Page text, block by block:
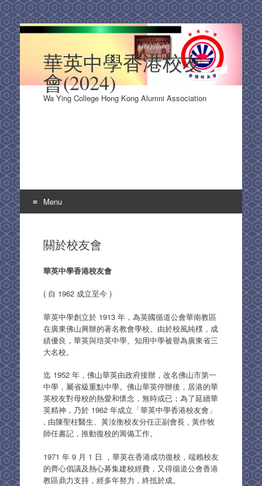
華英中學香港校友
會(2024)
Wa Ying College Hong Kong Alumni Association
Menu
content關於校友會
華英中學香港校友會
( 自 1962 成立至今 )
華英中學創立於 1913 年，為英國循道公會華南教區
在廣東佛山興辦的著名教會學校。由於校風純樸，成
績優良，華英與培英中學、知用中學被譽為廣東省三
大名校。
迄 1952 年，佛山華英由政府接辦，改名佛山市第一
中學，屬省級重點中學。佛山華英停辦後，居港的華
英校友對母校的熱愛和懷念，無時或已；為了延續華
英精神，乃於 1962 年成立「華英中學香港校友會」
, 由陳聖柱醫生、黃汝衡校友分任正副會長 , 黃作牧
師任書記，推動復校的籌備工作。
1971 年 9 月 1 日 ，華英在香港成功復校，端賴校友
的齊心倡議及熱心募集建校經費，又得循道公會香港
教區鼎力支持，經多年努力，終抵於成。